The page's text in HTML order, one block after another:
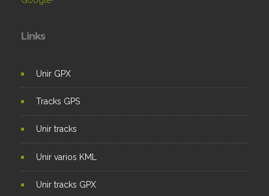
Links
Unir GPX
Tracks GPS
Unir tracks
Unir varios KML
Unir tracks GPX